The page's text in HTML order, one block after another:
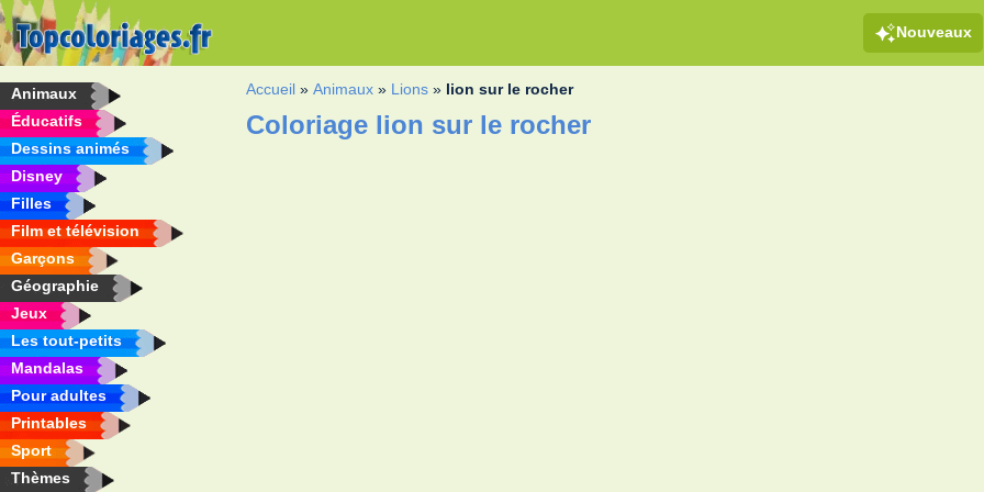
Nouveaux
Animaux
Éducatifs
Dessins animés
Disney
Filles
Film et télévision
Garçons
Géographie
Jeux
Les tout-petits
Mandalas
Pour adultes
Printables
Sport
Thèmes
Accueil »Animaux » Lions » lion sur le rocher
Coloriage lion sur le rocher